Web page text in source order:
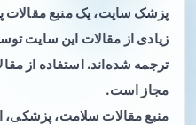
پزشک سایت، یک منبع
زیادی از مقالات این سایت
ترجمه شده‌اند. استفاده از
مجاز است.
منبع مقالات سلامت، پزشکی،